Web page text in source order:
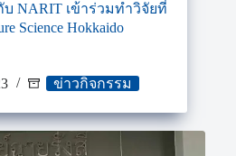
NARIT เข้าร่วมทำวิจัยที่
Science Hokkaido
ข่าวกิจกรรม